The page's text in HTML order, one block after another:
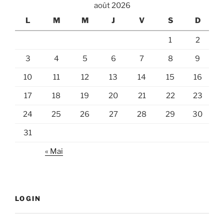
août 2026
L
M M J V S D
1 2
3 4 5 6 7 8 9
10 11 12 13 14 15 16
17 18 19 20 21 22 23
24 25 26 27 28 29 30
31
« Mai
LOGIN